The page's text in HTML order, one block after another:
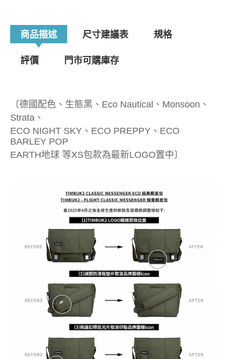
商品描述 尺寸建議表 規格
評價 門市可購庫存
〔德國配色、生態黑、Eco Nautical、Monsoon、
Strata、
ECO NIGHT SKY、ECO PREPPY、ECO
BARLEY POP
EARTH地球 等XS包款為最新LOGO置中〕